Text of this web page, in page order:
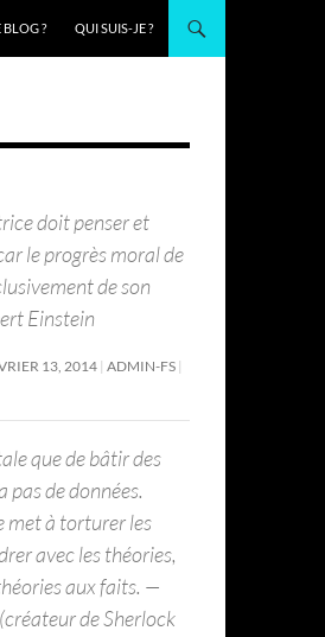
? QUI SUIS-JE ?
doit penser et
le progrès moral de
de son
Einstein
13, 2014 ADMIN-FS
que de bâtir des
pas de données.
met à torturer les
avec les théories,
aux faits. —
de Sherlock